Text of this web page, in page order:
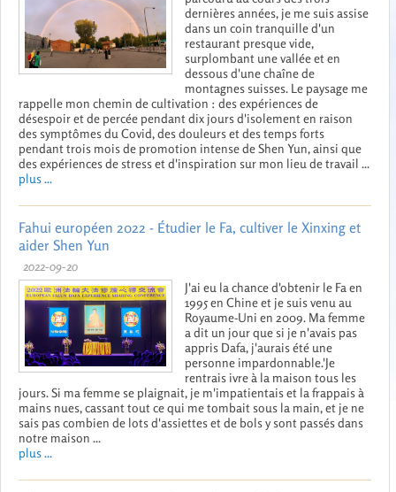
dernières années, je me suis assise
dans un coin tranquille d'un
restaurant presque vide,
surplombant une vallée et en
dessous d'une chaîne de
montagnes suisses. Le paysage me
rappelle mon chemin de cultivation : des expériences de
désespoir et de percée pendant dix jours d'isolement en raison
des symptômes du Covid, des douleurs et des temps forts
pendant trois mois de promotion intense de Shen Yun, ainsi que
des expériences de stress et d'inspiration sur mon lieu de travail ...
plus ...
Fahui européen 2022 - Étudier le Fa, cultiver le Xinxing et
aider Shen Yun
2022-09-20
J'ai eu la chance d'obtenir le Fa en
1995 en Chine et je suis venu au
Royaume-Uni en 2009. Ma femme
a dit un jour que si je n'avais pas
appris Dafa, j'aurais été une
personne impardonnable.'Je
rentrais ivre à la maison tous les
jours. Si ma femme se plaignait, je m'impatientais et la frappais à
mains nues, cassant tout ce qui me tombait sous la main, et je ne
sais pas combien de lots d'assiettes et de bols y sont passés dans
notre maison ...
plus ...